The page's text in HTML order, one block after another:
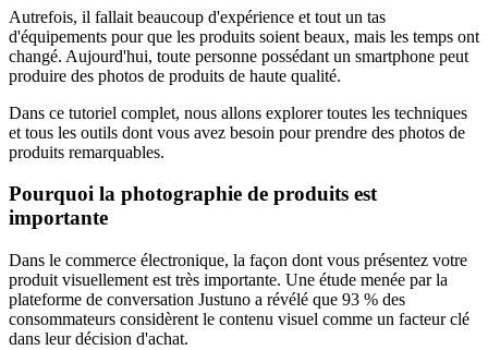
Autrefois, il fallait beaucoup d'expérience et tout un tas
d'équipements pour que les produits soient beaux, mais les temps ont
changé. Aujourd'hui, toute personne possédant un smartphone peut
produire des photos de produits de haute qualité.
Dans ce tutoriel complet, nous allons explorer toutes les techniques
et tous les outils dont vous avez besoin pour prendre des photos de
produits remarquables.
Pourquoi la photographie de produits est
importante
Dans le commerce électronique, la façon dont vous présentez votre
produit visuellement est très importante. Une étude menée par la
plateforme de conversation Justuno a révélé que 93 % des
consommateurs considèrent le contenu visuel comme un facteur clé
dans leur décision d'achat.